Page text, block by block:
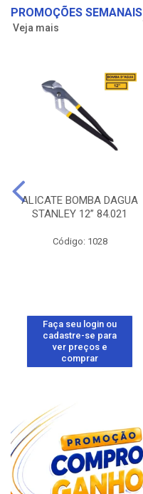
PROMOÇÕES SEMANAIS
Veja mais
ALICATE BOMBA DAGUA
STANLEY 12” 84.021
Código: 1028
Faça seu login ou
cadastre-se para
ver preços e
comprar